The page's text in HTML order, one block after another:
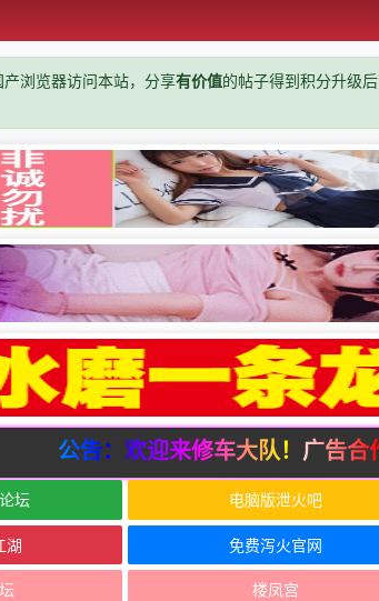
浏览器访问本站，分享有价值的帖子得到积分升级
公告：欢迎来修车大队！广告合
坛 电脑版泄火吧
湖 免费泻火官网
楼凤宫